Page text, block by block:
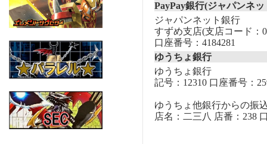
PayPay銀行(ジャパンネ
ジャパンネット銀行
すずめ支店(支店コード：
口座番号：4184281
ゆうちょ銀行
ゆうちょ銀行
記号：12310 口座番号：
ゆうちょ他銀行からの振
店名：二三八 店番：238